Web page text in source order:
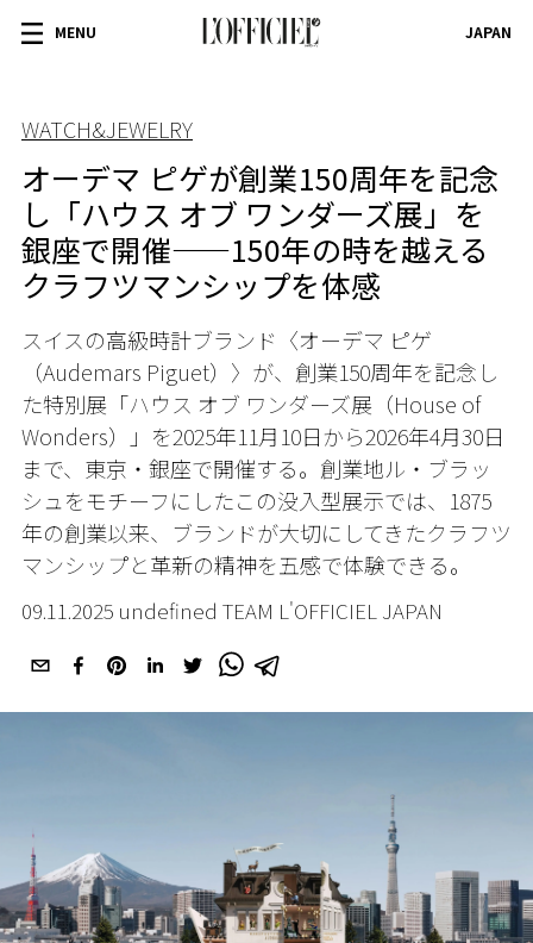
MENU JAPAN
WATCH&JEWELRY
オーデマ ピゲが創業150周年を記念
し「ハウス オブ ワンダーズ展」を
銀座で開催——150年の時を越える
クラフツマンシップを体感
スイスの高級時計ブランド〈オーデマ ピゲ
（Audemars Piguet）〉が、創業150周年を記念し
た特別展「ハウス オブ ワンダーズ展（House of
Wonders）」を2025年11月10日から2026年4月30日
まで、東京・銀座で開催する。創業地ル・ブラッ
シュをモチーフにしたこの没入型展示では、1875
年の創業以来、ブランドが大切にしてきたクラフツ
マンシップと革新の精神を五感で体験できる。
09.11.2025 undefined TEAM L'OFFICIEL JAPAN